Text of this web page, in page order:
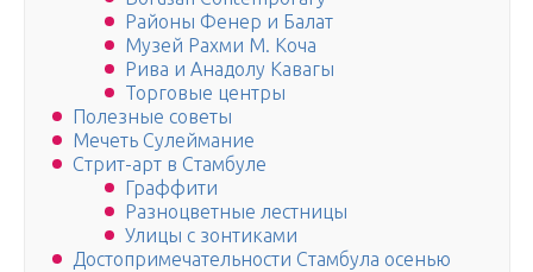
Районы Фенер и Балат
Музей Рахми М. Коча
Рива и Анадолу Кавагы
Торговые центры
Полезные советы
Мечеть Сулеймание
Стрит-арт в Стамбуле
Граффити
Разноцветные лестницы
Улицы с зонтиками
Достопримечательности Стамбула осенью